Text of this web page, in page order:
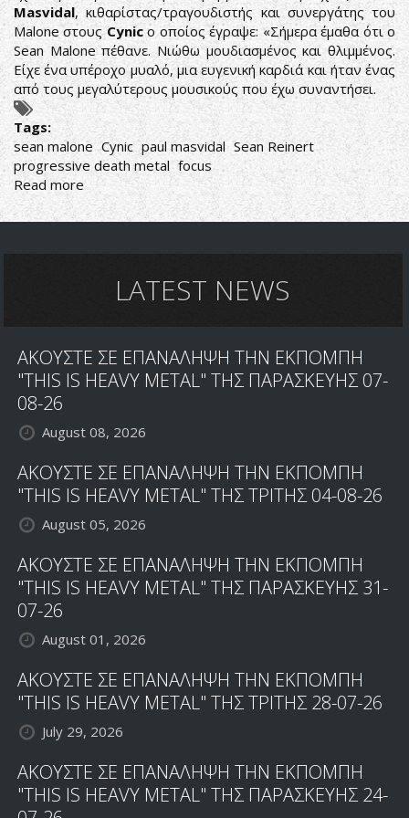
Masvidal, κιθαρίστας/τραγουδιστής και συνεργάτης του
Malone στουςCynicο οποίος έγραψε: «Σήμερα έμαθα ότι ο
Sean Malone πέθανε. Νιώθω μουδιασμένος και θλιμμένος.
Είχε ένα υπέροχο μυαλό, μια ευγενική καρδιά και ήταν ένας
από τους μεγαλύτερους μουσικούς που έχω συναντήσει.
Tags:
sean malone Cynic paul masvidal Sean Reinert
progressive death metal focus
Read more about
R.I.P.
SEAN
LATEST NEWS
ΑΚΟΥΣΤΕ ΣΕ ΕΠΑΝΑΛΗΨΗ ΤΗΝ ΕΚΠΟΜΠΗ
"THIS IS HEAVY METAL" ΤΗΣ ΠΑΡΑΣΚΕΥΗΣ 07-
08-26
August 08, 2026
ΑΚΟΥΣΤΕ ΣΕ ΕΠΑΝΑΛΗΨΗ ΤΗΝ ΕΚΠΟΜΠΗ
"THIS IS HEAVY METAL" ΤΗΣ ΤΡΙΤΗΣ 04-08-26
August 05, 2026
ΑΚΟΥΣΤΕ ΣΕ ΕΠΑΝΑΛΗΨΗ ΤΗΝ ΕΚΠΟΜΠΗ
"THIS IS HEAVY METAL" ΤΗΣ ΠΑΡΑΣΚΕΥΗΣ 31-
07-26
August 01, 2026
ΑΚΟΥΣΤΕ ΣΕ ΕΠΑΝΑΛΗΨΗ ΤΗΝ ΕΚΠΟΜΠΗ
"THIS IS HEAVY METAL" ΤΗΣ ΤΡΙΤΗΣ 28-07-26
July 29, 2026
ΑΚΟΥΣΤΕ ΣΕ ΕΠΑΝΑΛΗΨΗ ΤΗΝ ΕΚΠΟΜΠΗ
"THIS IS HEAVY METAL" ΤΗΣ ΠΑΡΑΣΚΕΥΗΣ 24-